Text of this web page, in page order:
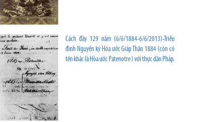
Cách đây 129 năm (6/6/1884-6/6/2013)-Triều
đình Nguyễn ký Hòa ước Giáp Thân 1884 (còn có
tên khác là Hòa ước Patenotre ) với thực dân Pháp.